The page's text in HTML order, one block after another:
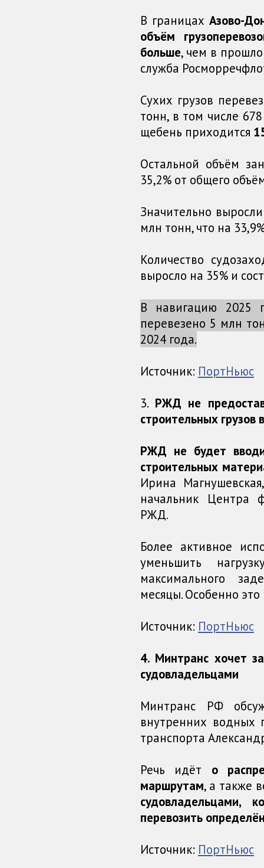
В границах Азово-
объём
больше, чем в
служба
Сухих грузов
тонн, в том числе
щебень приходится
Остальной объём
35,2% от общего
Значительно
млн тонн, что на
Количество
выросло на 35% и
В навигацию 2025
перевезено 5 млн
2024 года.
Источник: ПортНьюс
3. РЖД не
строительных грузов
РЖД не будет
строительных
Ирина
начальник Центра
РЖД.
Более активное
уменьшить
максимального
месяцы. Особенно
Источник: ПортНьюс
4. Минтранс хочет
судовладельцами
Минтранс РФ
внутренних водных
транспорта
Речь идёт о
маршрутам, а также
судовладельцами,
перевозить
Источник: ПортНьюс